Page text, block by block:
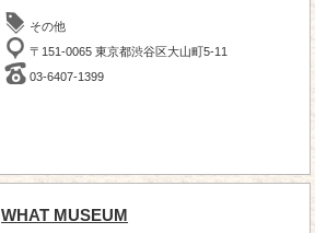
その他
〒151-0065 東京都渋谷区大山町5-11
03-6407-1399
WHAT MUSEUM